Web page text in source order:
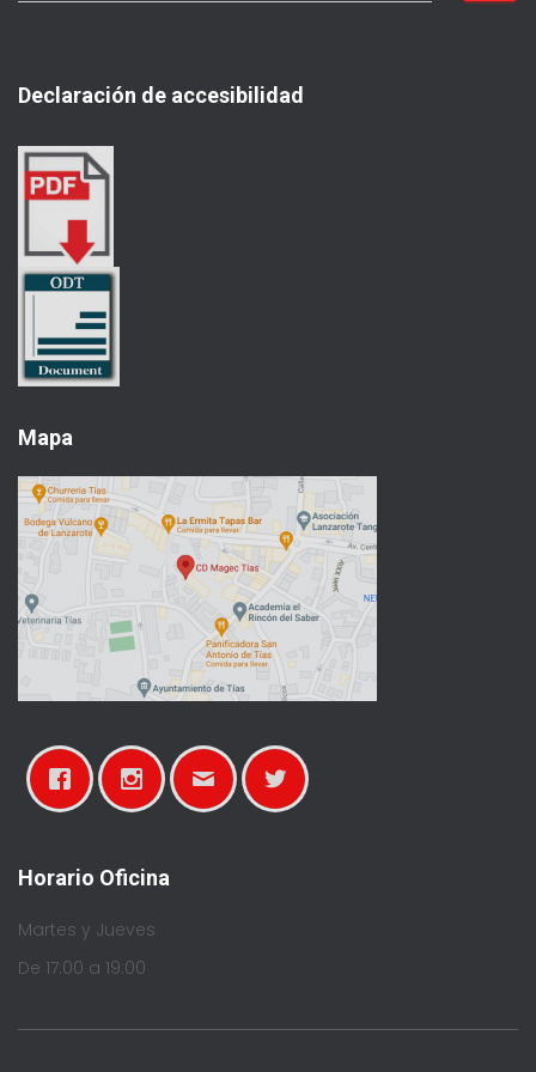
r
Declaración de accesibilidad
Mapa
Horario Oficina
Martes y Jueves
De 17:00 a 19:00